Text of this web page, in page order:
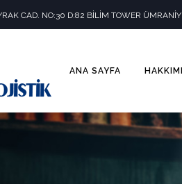
CAD. NO:30 D:82 BİLİM TOWER
ANA SAYFA